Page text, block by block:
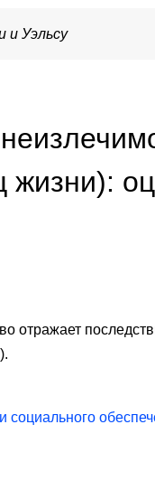
и Уэльсу
жизни):
отражает
социального